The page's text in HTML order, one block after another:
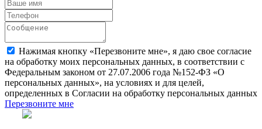
Нажимая кнопку «Перезвоните мне», я даю свое согласие
на обработку моих персональных данных, в соответствии с
Федеральным законом от 27.07.2006 года №152-ФЗ «О
персональных данных», на условиях и для целей,
определенных в Согласии на обработку персональных данных
Перезвоните мне